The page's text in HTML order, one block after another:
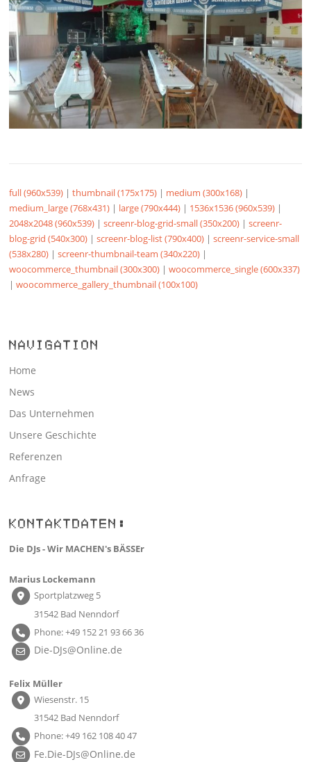
full (960x539) |thumbnail (175x175) | medium (300x168) |
medium_large (768x431) | large (790x444) | 1536x1536 (960x539) |
2048x2048 (960x539) |screenr-blog-grid-small (350x200) |screenr-
blog-grid (540x300) |screenr-blog-list (790x400) |screenr-service-small
(538x280) |screenr-thumbnail-team (340x220) |
woocommerce_thumbnail (300x300) |woocommerce_single (600x337)
|woocommerce_gallery_thumbnail (100x100)
NAVIGATION
Home
News
Das Unternehmen
Unsere Geschichte
Referenzen
Anfrage
KONTAKTDATEN:
Die DJs - Wir MACHEN's BÄSSEr
Marius Lockemann
Sportplatzweg 5
31542 Bad Nenndorf
Phone: +49 152 21 93 66 36
Die-DJs@Online.de
Felix Müller
Wiesenstr. 15
31542 Bad Nenndorf
Phone: +49 162 108 40 47
Fe.Die-DJs@Online.de